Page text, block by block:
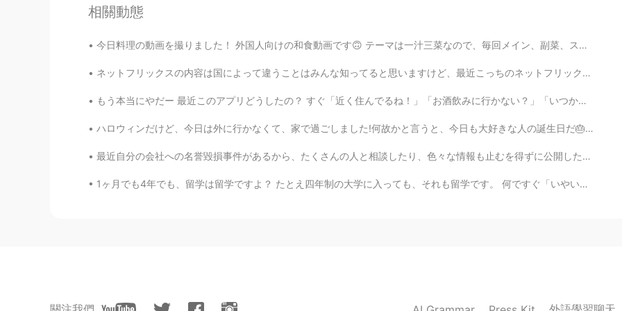
JP
てくれる。
相關動態
今日料理の動画を撮りました！ 外国人向けの和食動画です🙃 テーマは一汁三菜なので、毎回メイン、副菜、スープも作ります〜 やっぱり動画撮ると、すぐブスになります… だからいつも顔を動画に出すのがす...
ネットフリックスの内容は国によって違うことはみんな知ってると思いますけど、最近こっちのネットフリックスは韓国の映画やドラマばっかりです…全世界同時にリリースドラマ以外のはほぼ韓国ドラマですし、ア...
もう本当にやだー 最近このアプリどうしたの？ すぐ「近く住んでるね！」「お酒飲みに行かない？」「いつか君の手料理を食べてみたい」みたいなメッセージを送って来る人が多すぎ！ もう何回も言ったのに、...
ハロウィンだけど、今日は外に行かなくて、家で過ごしました!何故かと言うと、今日も大好きな人の誕生日だ🎂高いレストランに行くより、手作り料理を食べたいって言われたから、家でステーキや唐揚げとかブロ...
最近自分の会社への名誉毀損事件があるから、たくさんの人と相談したり、色々な情報も止むを得ずに公開したりしたし、一番影響されたのはやっぱり自分の情緒だった…寝ることどころか、食欲もなくて、普通に集...
1ヶ月でも4年でも、留学は留学ですよ？ たとえ四年制の大学に入っても、それも留学です。 何ですぐ「いやいやいや、留学じゃないよ、オレはあんな遊びじゃなくて、3、4年もいたよ」みたいな反抗的な反応...